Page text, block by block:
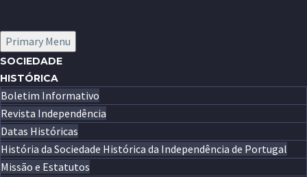
Primary Menu
SOCIEDADE
HISTÓRICA
Boletim Informativo
Revista Independência
Datas Históricas
História da Sociedade Histórica da Independência de Portugal
Missão e Estatutos